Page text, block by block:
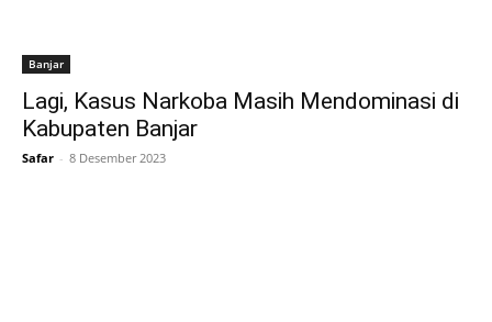
Banjar
Lagi, Kasus Narkoba Masih Mendominasi di
Kabupaten Banjar
Safar - 8 Desember 2023